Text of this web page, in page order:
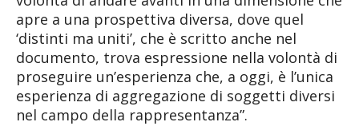
apre a una prospettiva diversa, dove quel
‘distinti ma uniti’, che è scritto anche nel
documento, trova espressione nella volontà di
proseguire un’esperienza che, a oggi, è l’unica
esperienza di aggregazione di soggetti diversi
nel campo della rappresentanza”.